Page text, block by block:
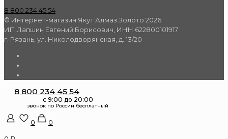
8 800 234 45 54
© Интернет-магазин Якут Алмаз Золото 2026
ИП Лапшин Евгений Борисович, ИНН 622800101917
г. Рязань, ул. Николодворянская, д. 13/20
8 800 234 45 54
0
0